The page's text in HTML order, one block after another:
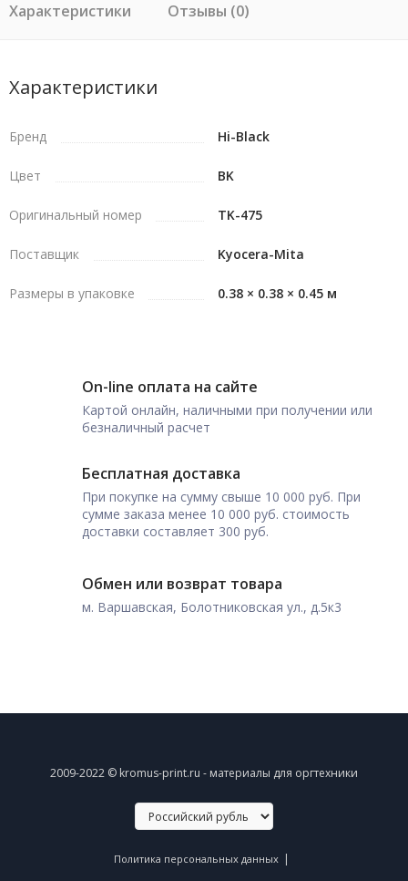
Характеристики Отзывы (0)
Характеристики
Бренд Hi-Black
Цвет BK
Оригинальный номер TK-475
Поставщик Kyocera-Mita
Размеры в упаковке 0.38 × 0.38 × 0.45 м
On-line оплата на сайте
Картой онлайн, наличными при получении или
безналичный расчет
Бесплатная доставка
При покупке на сумму свыше 10 000 руб. При
сумме заказа менее 10 000 руб. стоимость
доставки составляет 300 руб.
Обмен или возврат товара
м. Варшавская, Болотниковская ул., д.5к3
2009-2022 © kromus-print.ru - материалы для оргтехники
Политика персональных данных |